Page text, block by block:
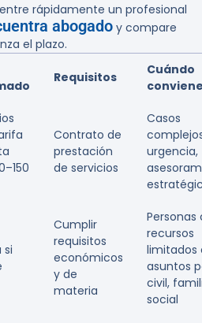
rápidamente un profesional
abogado y compare
el plazo.
Requisitos
Cuándo
Contrato de
prestación
de servicios
Casos
urgencia,
si
Cumplir
requisitos
económicos
y de
materia
Personas
recursos
limitados
asuntos
civil,
social